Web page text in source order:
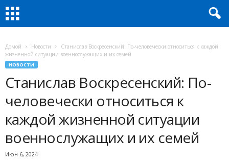
Домой Новости
Станислав Воскресенский: По-человечески относиться к каждой
жизненной ситуации военнослужащих и их семей
НОВОСТИ
Станислав Воскресенский: По-
человечески относиться к
каждой жизненной ситуации
военнослужащих и их семей
Июн 6, 2024